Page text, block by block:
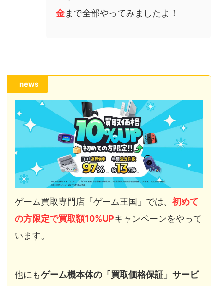
金まで全部やってみましたよ！
news
ゲーム買取専門店「ゲーム王国」では、 初めて
の方限定で買取額10%UPキャンペーンをやって
います。
他にもゲーム機本体の「買取価格保証」サービ